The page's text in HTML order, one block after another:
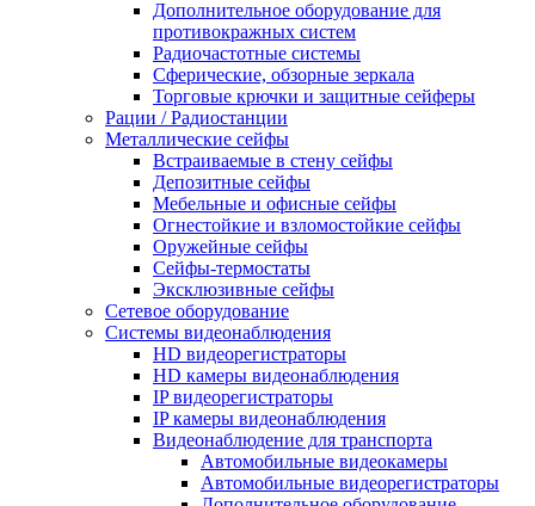
Дополнительное оборудование для
противокражных систем
Радиочастотные системы
Сферические, обзорные зеркала
Торговые крючки и защитные сейферы
Рации / Радиостанции
Металлические сейфы
Встраиваемые в стену сейфы
Депозитные сейфы
Мебельные и офисные сейфы
Огнестойкие и взломостойкие сейфы
Оружейные сейфы
Сейфы-термостаты
Эксклюзивные сейфы
Сетевое оборудование
Системы видеонаблюдения
HD видеорегистраторы
HD камеры видеонаблюдения
IP видеорегистраторы
IP камеры видеонаблюдения
Видеонаблюдение для транспорта
Автомобильные видеокамеры
Автомобильные видеорегистраторы